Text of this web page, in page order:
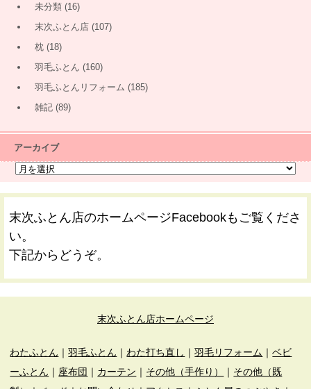
未分類 (16)
末次ふとん店 (107)
枕 (18)
羽毛ふとん (160)
羽毛ふとんリフォーム (185)
雑記 (89)
アーカイブ
末次ふとん店のホームページFacebookもご覧くださ
い。
下記からどうぞ。
末次ふとん店ホームページ
わたふとん ｜羽毛ふとん ｜ わた打ち直し ｜羽毛リフォーム ｜ベビ
ーふとん ｜ 座布団 ｜ カーテン ｜ その他（手作り） ｜ その他（既